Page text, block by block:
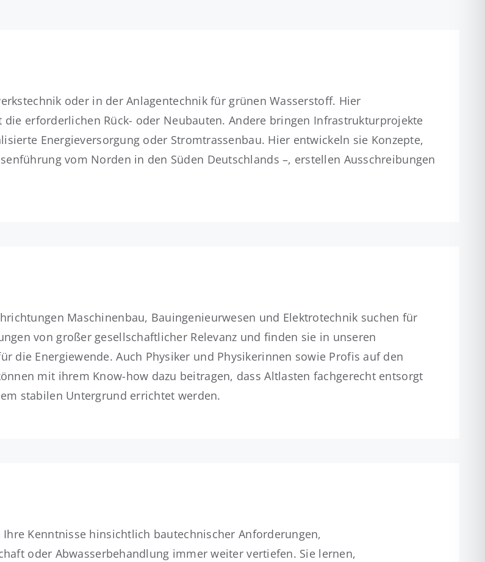
oder in der Anlagentechnik für grünen Wasserstoff. Hier
erforderlichen Rück- oder Neubauten. Andere bringen Infrastrukturprojekte
Energieversorgung oder Stromtrassenbau. Hier entwickeln sie Konzepte,
vom Norden in den Süden Deutschlands –, erstellen Ausschreibungen
Maschinenbau, Bauingenieurwesen und Elektrotechnik suchen für
von großer gesellschaftlicher Relevanz und finden sie in unseren
die Energiewende. Auch Physiker und Physikerinnen sowie Profis auf den
mit ihrem Know-how dazu beitragen, dass Altlasten fachgerecht entsorgt
stabilen Untergrund errichtet werden.
Kenntnisse hinsichtlich bautechnischer Anforderungen,
oder Abwasserbehandlung immer weiter vertiefen. Sie lernen,